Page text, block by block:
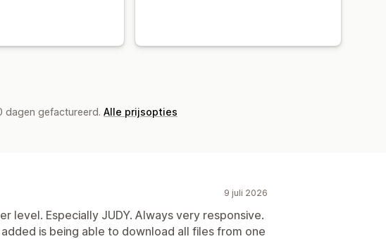
dagen gefactureerd. Alle prijsopties
9 juli 2026
level. Especially JUDY. Always very responsive.
is being able to download all files from one